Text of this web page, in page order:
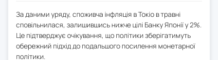
За даними уряду, споживча інфляція в Токіо в травні
сповільнилася, залишившись нижче цілі Банку Японії у 2%.
Це підтверджує очікування, що політики зберігатимуть
обережний підхід до подальшого посилення монетарної
політики.